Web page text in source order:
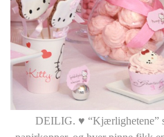
DEILIG. ♥ “Kjærlighetene”